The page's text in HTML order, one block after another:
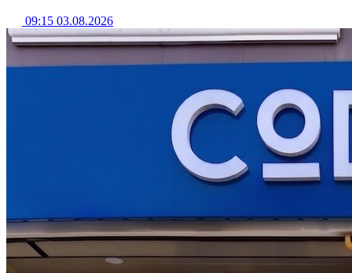
09:15 03.08.2026